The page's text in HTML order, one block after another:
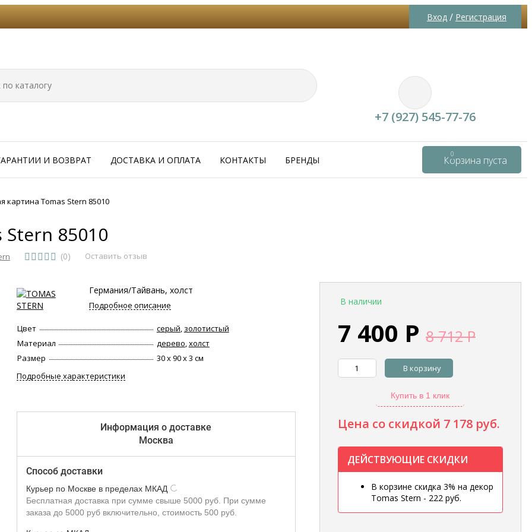
Вход / Регистрация
+7 (927) 545-77-76
Корзина пуста
0
И ВОЗВРАТ ДОСТАВКА И ОПЛАТА КОНТАКТЫ БРЕНДЫ
картина Tomas Stern 85010
85010
(0) Оставить отзыв
В наличии
7 400 Р 8 712Р
В корзину
Купить в 1 клик
Цена со скидкой 7 178 руб.
ДЕЙСТВУЮЩИЕ СКИДКИ
В корзине скидка 3% на декор
Tomas Stern - 222 руб.
Германия/Тайвань, холст
Подробное описание
Цвет серый, золотистый
Материал
дерево,холст
Размер
30 х 90 х 3 см
Подробные характеристики
Информация о доставке
Москва
Способ доставки
Курьер по Москве в пределах МКАД
Бесплатная доставка при сумме свыше 5000 руб. При сумме
заказа до 5000 руб включительно, стоимость 500 руб.